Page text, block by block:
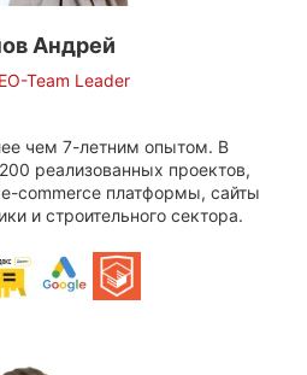
Андрей
Team Leader
чем 7-летним опытом. В
реализованных проектов,
commerce платформы, сайты
и строительного сектора.